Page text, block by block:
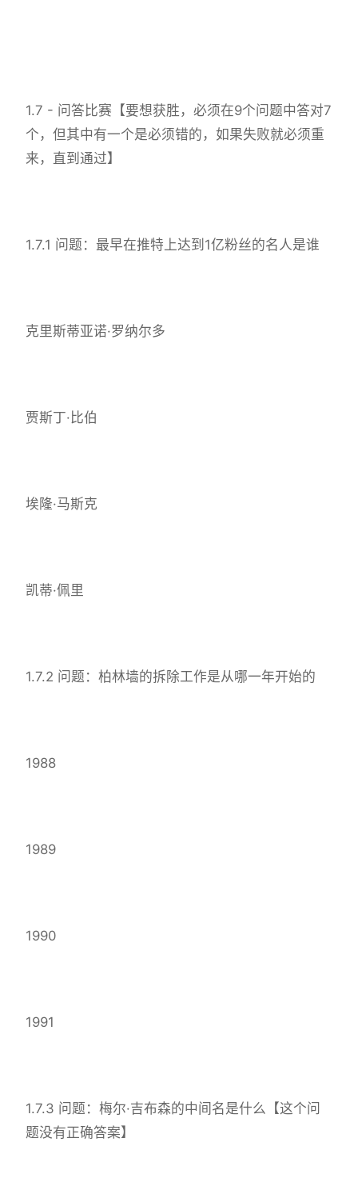
1.7 - 问答比赛【要想获胜，必须在9个问题中答对7
个，但其中有一个是必须错的，如果失败就必须重
来，直到通过】
1.7.1 问题：最早在推特上达到1亿粉丝的名人是谁
克里斯蒂亚诺·罗纳尔多
贾斯丁·比伯
埃隆·马斯克
凯蒂·佩里
1.7.2 问题：柏林墙的拆除工作是从哪一年开始的
1988
1989
1990
1991
1.7.3 问题：梅尔·吉布森的中间名是什么【这个问
题没有正确答案】